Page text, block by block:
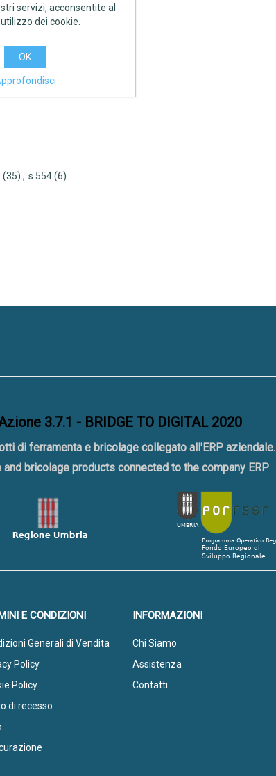
e quarzi
(35) , s.554(6)
3.7.1 - BRIDGE TO DIGITAL 2020
di ferramenta e bricolage collegato all'ERP aziendale.
bricolage products connected to the company ERP
INFORMAZIONI
Chi Siamo
Assistenza
Contatti
E CONDIZIONI
Generali di Vendita
Policy
Policy
di recesso
servizi, acconsentite al
dei cookie.
OK